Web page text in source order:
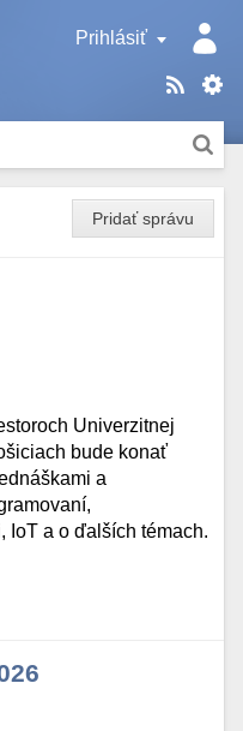
Prihlásiť
Pridať správu
Univerzitnej
bude konať
a
IoT a o ďalších témach.